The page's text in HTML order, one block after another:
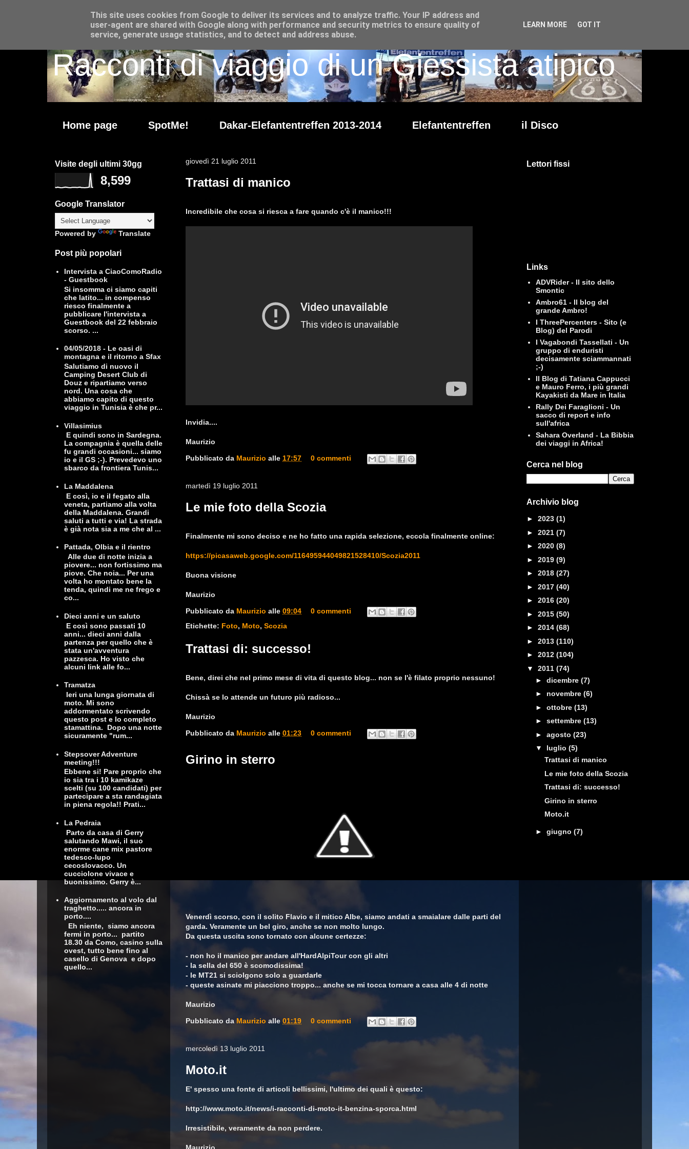
Racconti di viaggio di un Giessista atipico
Home page SpotMe! Dakar-Elefantentreffen 2013-2014 Elefantentreffen il Disco
giovedì 21 luglio 2011
Trattasi di manico
Incredibile che cosa si riesca a fare quando c'è il manico!!!
Invidia....
Maurizio
Pubblicato da Maurizio alle 17:57 0 commenti
martedì 19 luglio 2011
Le mie foto della Scozia
Finalmente mi sono deciso e ne ho fatto una rapida selezione, eccola finalmente online:
https://picasaweb.google.com/116495944049821528410/Scozia2011
Buona visione
Maurizio
Pubblicato da Maurizio alle 09:04
0 commenti
Etichette: Foto, Moto, Scozia
Trattasi di: successo!
Bene, direi che nel primo mese di vita di questo blog... non se l'è filato proprio nessuno!
Chissà se lo attende un futuro più radioso...
Maurizio
Pubblicato da Maurizio alle 01:23 0 commenti
Girino in sterro
Venerdì scorso, con il solito Flavio e il mitico Albe, siamo andati a smaialare dalle parti del
garda. Veramente un bel giro, anche se non molto lungo.
Da questa uscita sono tornato con alcune certezze:
- non ho il manico per andare all'HardAlpiTour con gli altri
- la sella del 650 è scomodissima!
- le MT21 si sciolgono solo a guardarle
- queste asinate mi piacciono troppo... anche se mi tocca tornare a casa alle 4 di notte
Maurizio
Pubblicato da Maurizio alle 01:19 0 commenti
mercoledì 13 luglio 2011
Moto.it
E' spesso una fonte di articoli bellissimi, l'ultimo dei quali è questo:
http://www.moto.it/news/i-racconti-di-moto-it-benzina-sporca.html
Irresistibile, veramente da non perdere.
Visite degli ultimi 30gg
8,599
Google Translator
Powered by Translate
Post più popolari
Intervista a CiaoComoRadio
- Guestbook
Si insomma ci siamo capiti
che latito... in compenso
riesco finalmente a
pubblicare l'intervista a
Guestbook del 22 febbraio
scorso. ...
04/05/2018 - Le oasi di
montagna e il ritorno a Sfax
Salutiamo di nuovo il
Camping Desert Club di
Douz e ripartiamo verso
nord. Una cosa che
abbiamo capito di questo
viaggio in Tunisia è che pr...
Villasimius
E quindi sono in Sardegna.
La compagnia è quella delle
fu grandi occasioni... siamo
io e il GS ;-). Prevedevo uno
sbarco da frontiera Tunis...
La Maddalena
E così, io e il fegato alla
veneta, partiamo alla volta
della Maddalena. Grandi
saluti a tutti e via! La strada
è già nota sia a me che al ...
Pattada, Olbia e il rientro
Alle due di notte inizia a
piovere... non fortissimo ma
piove. Che noia... Per una
volta ho montato bene la
tenda, quindi me ne frego e
co...
Dieci anni e un saluto
E così sono passati 10
anni... dieci anni dalla
partenza per quello che è
stata un'avventura
pazzesca. Ho visto che
alcuni link alle fo...
Tramatza
Ieri una lunga giornata di
moto. Mi sono
addormentato scrivendo
questo post e lo completo
stamattina. Dopo una notte
sicuramente "rum...
Stepsover Adventure
meeting!!!
Ebbene si! Pare proprio che
io sia tra i 10 kamikaze
scelti (su 100 candidati) per
partecipare a sta randagiata
in piena regola!! Prati...
La Pedraia
Parto da casa di Gerry
salutando Mawi, il suo
enorme cane mix pastore
tedesco-lupo
cecoslovacco. Un
cucciolone vivace e
buonissimo. Gerry è...
Aggiornamento al volo dal
traghetto..... ancora in
porto....
Eh niente, siamo ancora
fermi in porto... partito
18.30 da Como, casino sulla
ovest, tutto bene fino al
casello di Genova e dopo
quello...
Lettori fissi
Links
ADVRider - Il sito dello
Smontic
Ambro61 - Il blog del
grande Ambro!
I ThreePercenters - Sito (e
Blog) del Parodi
I Vagabondi Tassellati - Un
gruppo di enduristi
decisamente sciammannati
;-)
Il Blog di Tatiana Cappucci
e Mauro Ferro, i più grandi
Kayakisti da Mare in Italia
Rally Dei Faraglioni - Un
sacco di report e info
sull'africa
Sahara Overland - La Bibbia
dei viaggi in Africa!
Cerca nel blog
Archivio blog
► 2023 (1)
► 2021 (7)
► 2020 (8)
► 2019 (9)
► 2018 (27)
► 2017 (40)
► 2016 (20)
► 2015 (50)
► 2014 (68)
► 2013 (110)
► 2012 (104)
▼ 2011 (74)
► dicembre (7)
► novembre (6)
► ottobre (13)
► settembre (13)
► agosto (23)
▼ luglio (5)
Trattasi di manico
Le mie foto della Scozia
Trattasi di: successo!
Girino in sterro
Moto.it
► giugno (7)
This site uses cookies from Google to deliver its services and to analyze traffic. Your IP address and
user-agent are shared with Google along with performance and security metrics to ensure quality of
service, generate usage statistics, and to detect and address abuse.
LEARN MORE GOT IT